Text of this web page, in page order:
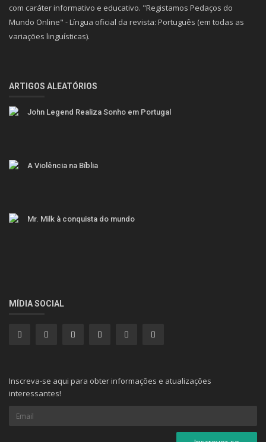
com caráter informativo e educativo. "Registamos Pedaços do
Mundo Online" - Língua oficial da revista: Português (em todas as
variações linguísticas).
ARTIGOS ALEATÓRIOS
John Legend Realiza Sonho em Portugal
A Violência na Bíblia
Mr. Milk à conquista do mundo
MÍDIA SOCIAL
Inscreva-se aqui para obter informações e atualizações
interessantes!